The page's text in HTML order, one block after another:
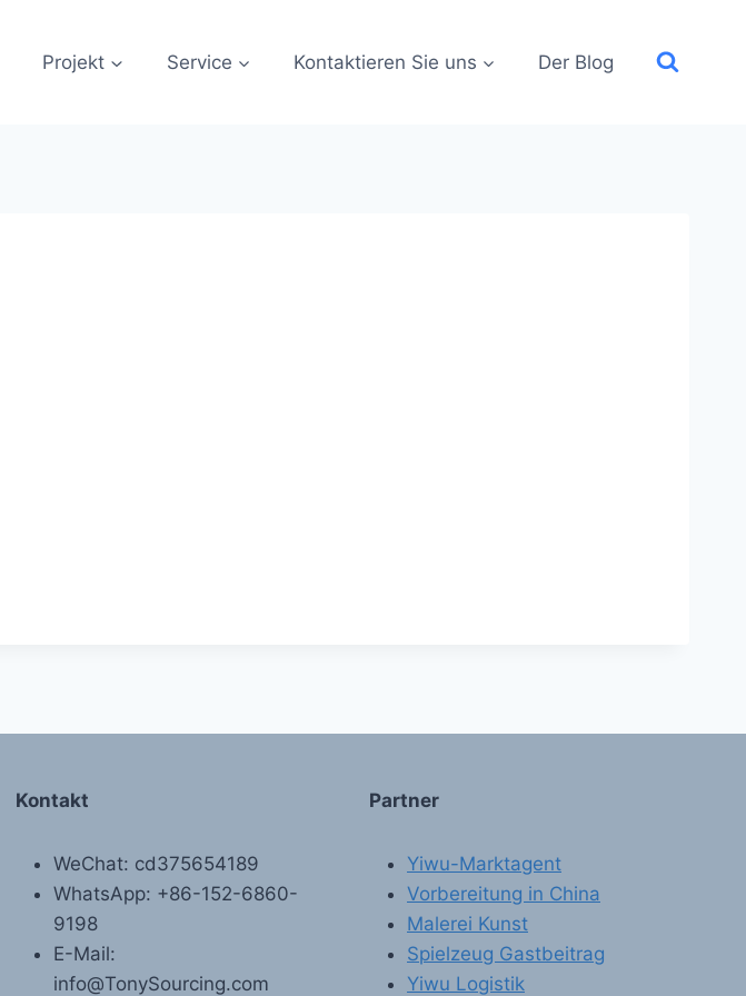
Projekt Service Kontaktieren Sie uns Der Blog
Kontakt
WeChat: cd375654189
WhatsApp: +86-152-6860-
9198
E-Mail:
info@TonySourcing.com
Partner
Yiwu-Marktagent
Vorbereitung in China
Malerei Kunst
Spielzeug Gastbeitrag
Yiwu Logistik